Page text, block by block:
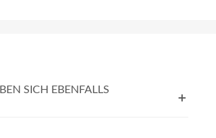
SICH EBENFALLS